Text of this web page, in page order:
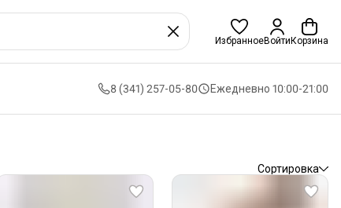
ИзбранноеВойти Корзина
8 (341) 257-05-80 Ежедневно 10:00-21:00
Сортировка